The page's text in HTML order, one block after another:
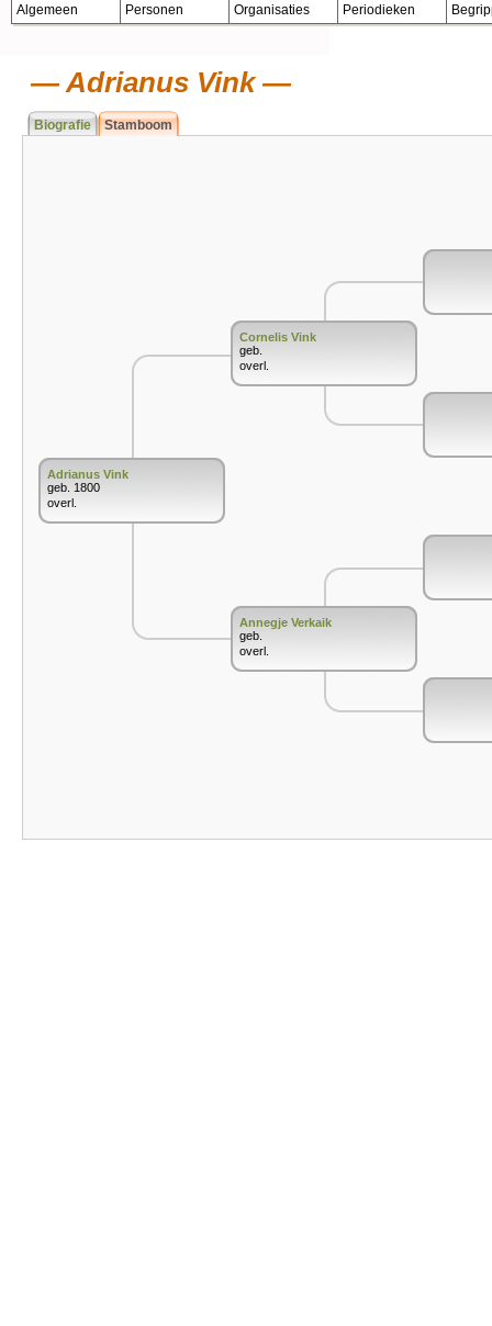
Algemeen Personen Organisaties Periodieken
Adrianus Vink
Biografie Stamboom
Adrianus Vink
geb. 1800
overl.
Cornelis Vink
geb.
overl.
Annegje Verkaik
geb.
overl.